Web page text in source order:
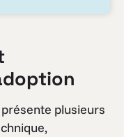
présente plusieurs